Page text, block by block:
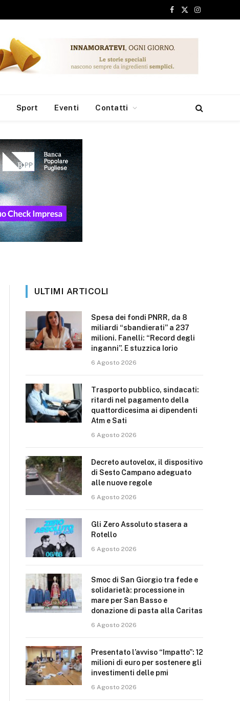
Facebook
X
Instagram
Sport Eventi Contatti
ULTIMI ARTICOLI
Spesa dei fondi PNRR, da 8
miliardi “sbandierati” a 237
milioni. Fanelli: “Record degli
inganni”. E stuzzica Iorio
6 Agosto 2026
Trasporto pubblico, sindacati:
ritardi nel pagamento della
quattordicesima ai dipendenti
Atm e Sati
6 Agosto 2026
Decreto autovelox, il dispositivo
di Sesto Campano adeguato
alle nuove regole
6 Agosto 2026
Gli Zero Assoluto stasera a
Rotello
6 Agosto 2026
Smoc di San Giorgio tra fede e
solidarietà: processione in
mare per San Basso e
donazione di pasta alla Caritas
6 Agosto 2026
Presentato l’avviso “Impatto”: 12
milioni di euro per sostenere gli
investimenti delle pmi
6 Agosto 2026